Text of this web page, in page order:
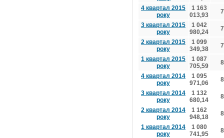
4 квартал 2015
року
1 163
013,93
3 квартал 2015
року
1 042
980,24
2 квартал 2015
року
1 099
349,38
1 квартал 2015
року
1 087
705,59
4 квартал 2014
року
1 095
971,06
3 квартал 2014
року
1 132
680,14
2 квартал 2014
року
1 162
948,18
1 квартал 2014
року
1 080
741,95